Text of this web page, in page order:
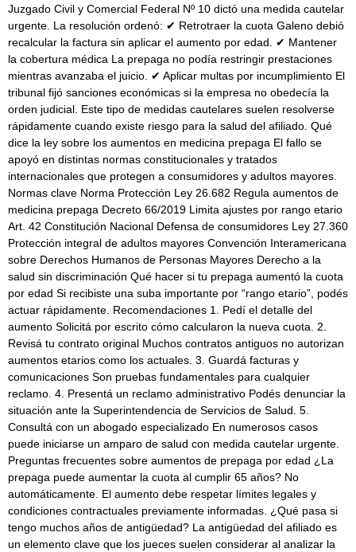
Juzgado Civil y Comercial Federal Nº 10 dictó una medida cautelar
urgente. La resolución ordenó: ✔ Retrotraer la cuota Galeno debió
recalcular la factura sin aplicar el aumento por edad. ✔ Mantener
la cobertura médica La prepaga no podía restringir prestaciones
mientras avanzaba el juicio. ✔ Aplicar multas por incumplimiento El
tribunal fijó sanciones económicas si la empresa no obedecía la
orden judicial. Este tipo de medidas cautelares suelen resolverse
rápidamente cuando existe riesgo para la salud del afiliado. Qué
dice la ley sobre los aumentos en medicina prepaga El fallo se
apoyó en distintas normas constitucionales y tratados
internacionales que protegen a consumidores y adultos mayores.
Normas clave Norma Protección Ley 26.682 Regula aumentos de
medicina prepaga Decreto 66/2019 Limita ajustes por rango etario
Art. 42 Constitución Nacional Defensa de consumidores Ley 27.360
Protección integral de adultos mayores Convención Interamericana
sobre Derechos Humanos de Personas Mayores Derecho a la
salud sin discriminación Qué hacer si tu prepaga aumentó la cuota
por edad Si recibiste una suba importante por “rango etario”, podés
actuar rápidamente. Recomendaciones 1. Pedí el detalle del
aumento Solicitá por escrito cómo calcularon la nueva cuota. 2.
Revisá tu contrato original Muchos contratos antiguos no autorizan
aumentos etarios como los actuales. 3. Guardá facturas y
comunicaciones Son pruebas fundamentales para cualquier
reclamo. 4. Presentá un reclamo administrativo Podés denunciar la
situación ante la Superintendencia de Servicios de Salud. 5.
Consultá con un abogado especializado En numerosos casos
puede iniciarse un amparo de salud con medida cautelar urgente.
Preguntas frecuentes sobre aumentos de prepaga por edad ¿La
prepaga puede aumentar la cuota al cumplir 65 años? No
automáticamente. El aumento debe respetar límites legales y
condiciones contractuales previamente informadas. ¿Qué pasa si
tengo muchos años de antigüedad? La antigüedad del afiliado es
un elemento clave que los jueces suelen considerar al analizar la